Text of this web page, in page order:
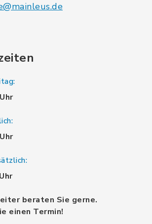
beraten Sie gerne.
einen Termin!